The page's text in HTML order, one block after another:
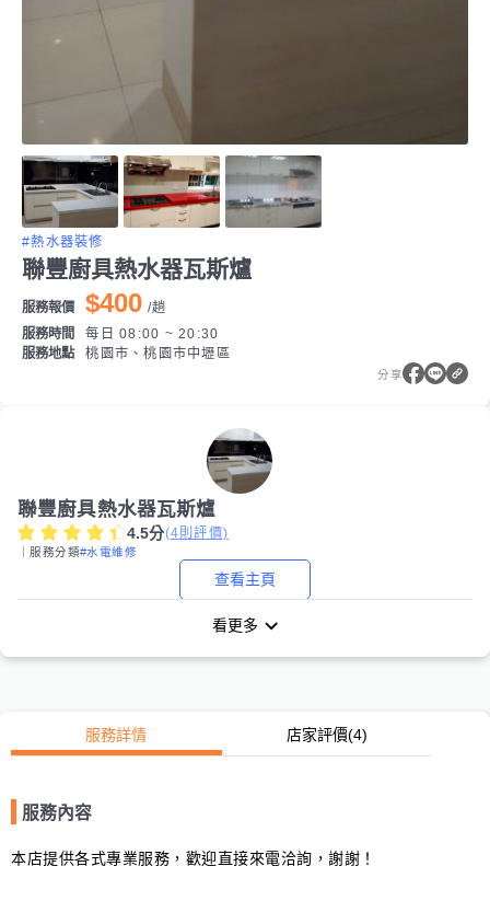
#熱水器裝修
聯豐廚具熱水器瓦斯爐
服務報價 $400 /趟
服務時間
每日 08:00 ~ 20:30
服務地點
桃園市、桃園市中壢區
分享
聯豐廚具熱水器瓦斯爐
4.5分(4則評價)
｜服務分類#水電維修
查看主頁
看更多
服務詳情 店家評價(4)
服務內容
本店提供各式專業服務，歡迎直接來電洽詢，謝謝！